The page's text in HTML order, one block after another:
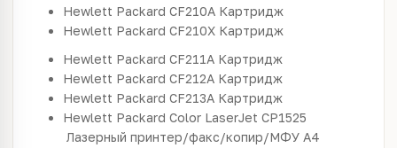
Hewlett Packard CF210A Картридж
Hewlett Packard CF210X Картридж
Hewlett Packard CF211A Картридж
Hewlett Packard CF212A Картридж
Hewlett Packard CF213A Картридж
Hewlett Packard Color LaserJet CP1525
Лазерный принтер/факс/копир/МФУ A4